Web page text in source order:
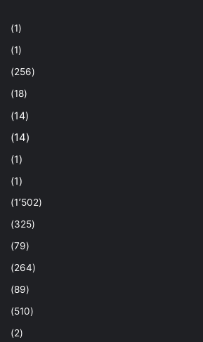
(1)
(1)
(256)
(18)
(14)
(14)
(1)
(1)
(1٬502)
(325)
(79)
(264)
(89)
(510)
(2)